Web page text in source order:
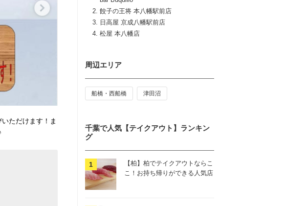
餃子の王将 本八幡駅前店
日高屋 京成八幡駅前店
松屋 本八幡店
ただけます！ま
周辺エリア
船橋・西船橋 津田沼
千葉で人気【テイクアウト】ランキン
グ
【柏】柏でテイクアウトならこ
こ！お持ち帰りができる人気店